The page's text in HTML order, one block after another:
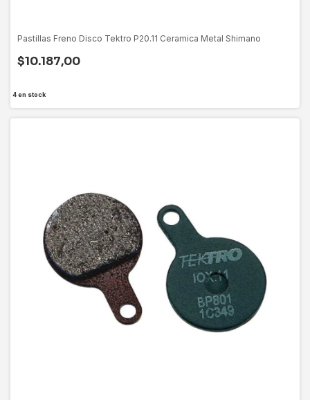
Pastillas Freno Disco Tektro P20.11 Ceramica Metal Shimano
$10.187,00
4en stock